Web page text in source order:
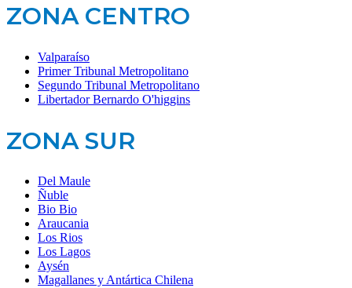
ZONA CENTRO
Valparaíso
Primer Tribunal Metropolitano
Segundo Tribunal Metropolitano
Libertador Bernardo O'higgins
ZONA SUR
Del Maule
Ñuble
Bio Bio
Araucania
Los Rios
Los Lagos
Aysén
Magallanes y Antártica Chilena